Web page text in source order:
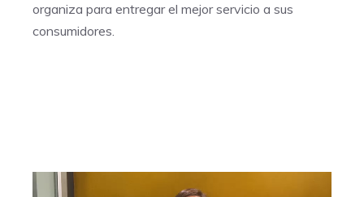
organiza para entregar el mejor servicio a sus
consumidores.